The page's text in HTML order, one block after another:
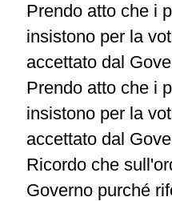
Prendo atto che i
insistono per la
accettato dal
Prendo atto che i
insistono per la
accettato dal
Ricordo che
Governo purché